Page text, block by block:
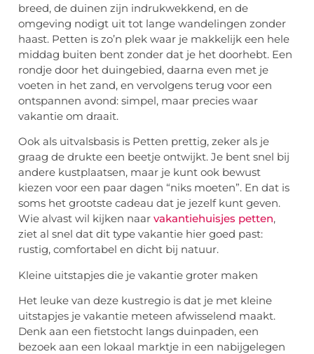
breed, de duinen zijn indrukwekkend, en de
omgeving nodigt uit tot lange wandelingen zonder
haast. Petten is zo’n plek waar je makkelijk een hele
middag buiten bent zonder dat je het doorhebt. Een
rondje door het duingebied, daarna even met je
voeten in het zand, en vervolgens terug voor een
ontspannen avond: simpel, maar precies waar
vakantie om draait.
Ook als uitvalsbasis is Petten prettig, zeker als je
graag de drukte een beetje ontwijkt. Je bent snel bij
andere kustplaatsen, maar je kunt ook bewust
kiezen voor een paar dagen “niks moeten”. En dat is
soms het grootste cadeau dat je jezelf kunt geven.
Wie alvast wil kijken naar vakantiehuisjes petten,
ziet al snel dat dit type vakantie hier goed past:
rustig, comfortabel en dicht bij natuur.
Kleine uitstapjes die je vakantie groter maken
Het leuke van deze kustregio is dat je met kleine
uitstapjes je vakantie meteen afwisselend maakt.
Denk aan een fietstocht langs duinpaden, een
bezoek aan een lokaal marktje in een nabijgelegen